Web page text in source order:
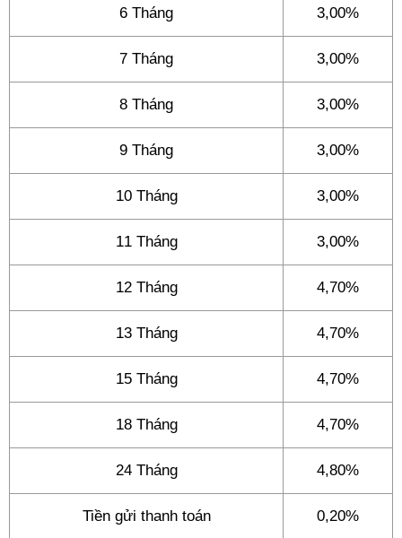
6 Tháng 3,00%
7 Tháng 3,00%
8 Tháng 3,00%
9 Tháng 3,00%
10 Tháng 3,00%
11 Tháng 3,00%
12 Tháng 4,70%
13 Tháng 4,70%
15 Tháng 4,70%
18 Tháng 4,70%
24 Tháng 4,80%
Tiền gửi thanh toán 0,20%